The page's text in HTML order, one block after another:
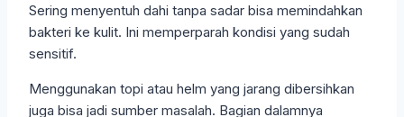
Sering menyentuh dahi tanpa sadar bisa memindahkan
bakteri ke kulit. Ini memperparah kondisi yang sudah
sensitif.
Menggunakan topi atau helm yang jarang dibersihkan
juga bisa jadi sumber masalah. Bagian dalamnya